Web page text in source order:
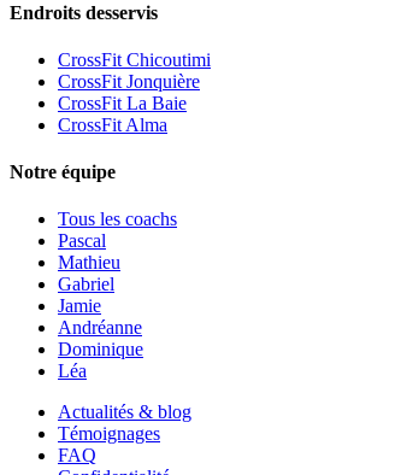
Endroits desservis
CrossFit Chicoutimi
CrossFit Jonquière
CrossFit La Baie
CrossFit Alma
Notre équipe
Tous les coachs
Pascal
Mathieu
Gabriel
Jamie
Andréanne
Dominique
Léa
Actualités & blog
Témoignages
FAQ